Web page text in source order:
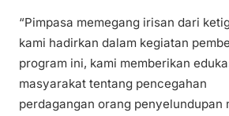
“Pimpasa memegang irisan dari
kami hadirkan dalam kegiatan
program ini, kami memberikan
masyarakat tentang pencegahan
perdagangan orang penyelundupan